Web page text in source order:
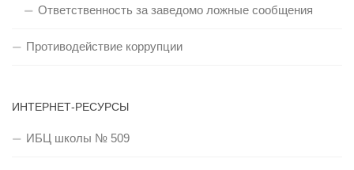
Ответственность за заведомо ложные сообщения
Противодействие коррупции
ИНТЕРНЕТ-РЕСУРСЫ
ИБЦ школы № 509